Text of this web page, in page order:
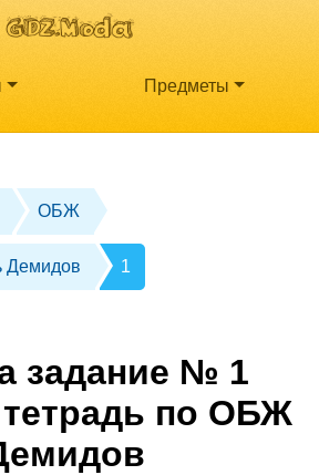
Предметы
ОБЖ
Демидов 1
задание № 1
по ОБЖ